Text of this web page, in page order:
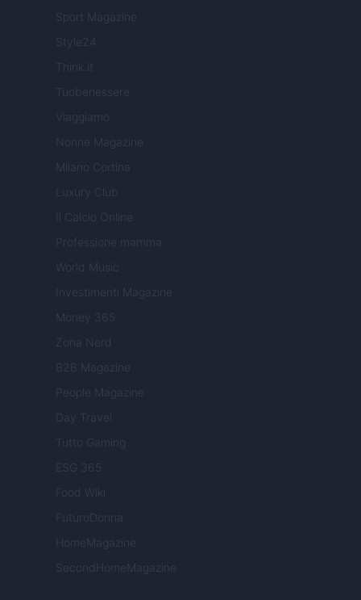
Sport Magazine
Style24
Think.it
Tuobenessere
Viaggiamo
Nonne Magazine
Milano Cortina
Luxury Club
Il Calcio Online
Professione mamma
World Music
Investimenti Magazine
Money 365
Zona Nerd
B2B Magazine
People Magazine
Day Travel
Tutto Gaming
ESG 365
Food Wiki
FuturoDonna
HomeMagazine
SecondHomeMagazine